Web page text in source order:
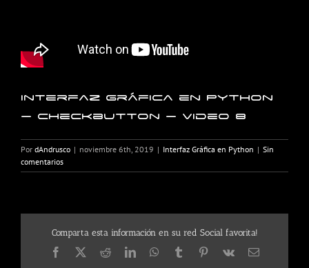
Interfaz Gráfica en Python
– Checkbutton – Video 8
Por dAndrusco | noviembre 6th, 2019 | Interfaz Gráfica en Python | Sin
comentarios
Comparta esta información en su red Social favorita!
Facebook
X RedditLinkedInWhatsApp
TumblrPinterest
Vk
Correo